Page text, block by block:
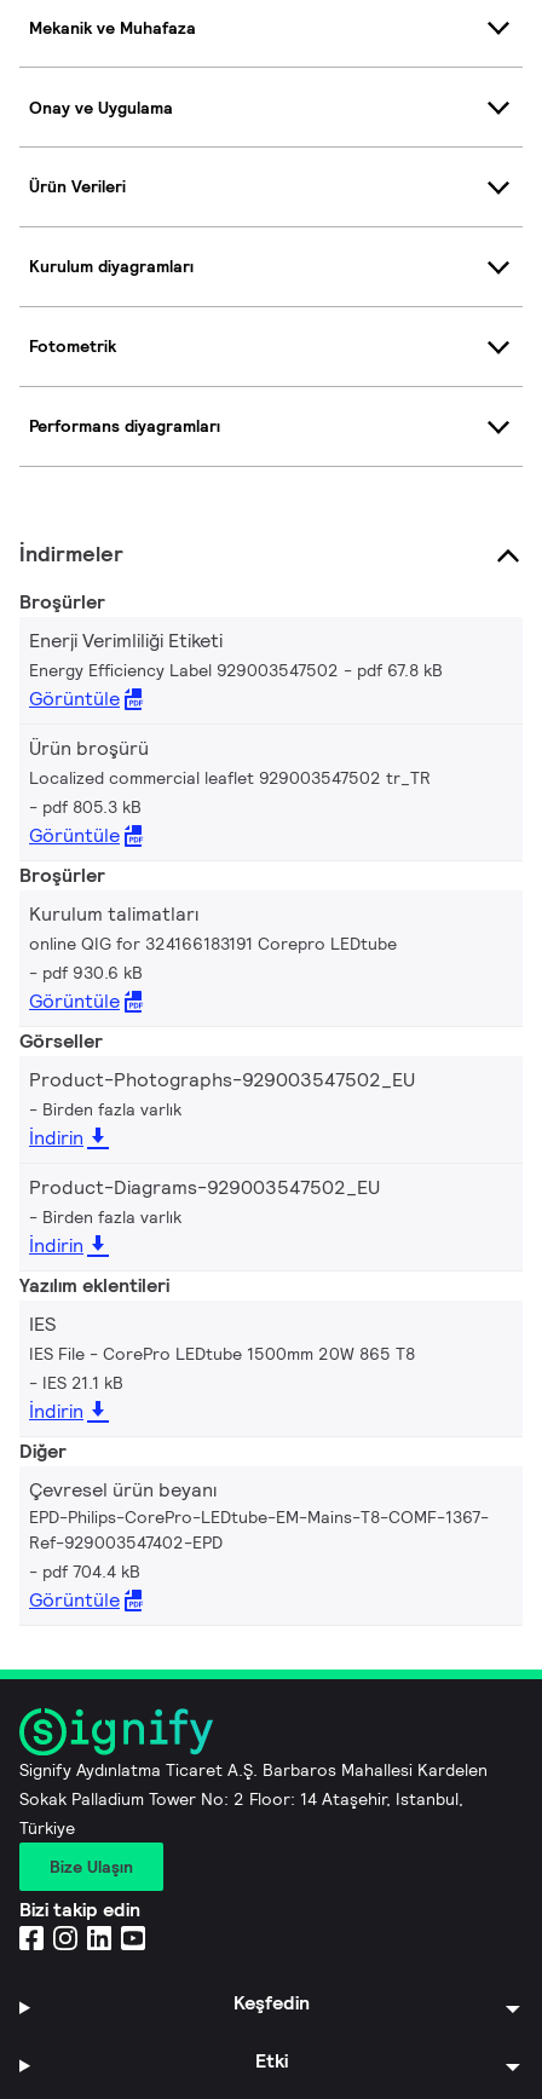
Mekanik ve Muhafaza
Onay ve Uygulama
Ürün Verileri
Kurulum diyagramları
Fotometrik
Performans diyagramları
İndirmeler
Broşürler
Enerji Verimliliği Etiketi
Energy Efficiency Label 929003547502 pdf 67.8 kB
Görüntüle
Ürün broşürü
Localized commercial leaflet 929003547502 tr_TR
pdf 805.3 kB
Görüntüle
Broşürler
Kurulum talimatları
online QIG for 324166183191 Corepro LEDtube
pdf 930.6 kB
Görüntüle
Görseller
Product-Photographs-929003547502_EU
Birden fazla varlık
İndirin
Product-Diagrams-929003547502_EU
Birden fazla varlık
İndirin
Yazılım eklentileri
IES
IES File - CorePro LEDtube 1500mm 20W 865 T8
IES 21.1 kB
İndirin
Diğer
Çevresel ürün beyanı
EPD-Philips-CorePro-LEDtube-EM-Mains-T8-COMF-1367-
Ref-929003547402-EPD
pdf 704.4 kB
Görüntüle
Signify Aydınlatma Ticaret A.Ş. Barbaros Mahallesi Kardelen
Sokak Palladium Tower No: 2 Floor: 14 Ataşehir, Istanbul,
Türkiye
Bize Ulaşın
Bizi takip edin
Keşfedin
Etki